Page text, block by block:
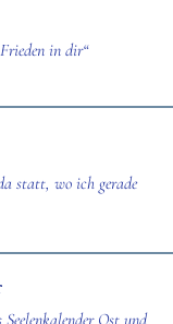
in dir“
statt, wo ich gerade
Ost und